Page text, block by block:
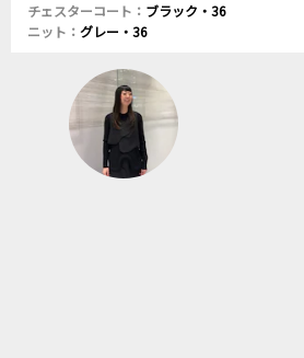
チェスターコート： ブラック・36
ニット： グレー・36